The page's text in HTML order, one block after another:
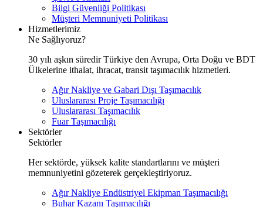
Bilgi Güvenliği Politikası
Müşteri Memnuniyeti Politikası
Hizmetlerimiz
Ne Sağlıyoruz?
30 yılı aşkın süredir Türkiye den Avrupa, Orta Doğu ve BDT
Ülkelerine ithalat, ihracat, transit taşımacılık hizmetleri.
Ağır Nakliye ve Gabari Dışı Taşımacılık
Uluslararası Proje Taşımacılığı
Uluslararası Taşımacılık
Fuar Taşımacılığı
Sektörler
Sektörler
Her sektörde, yüksek kalite standartlarını ve müşteri
memnuniyetini gözeterek gerçekleştiriyoruz.
Ağır Nakliye Endüstriyel Ekipman Taşımacılığı
Buhar Kazanı Taşımacılığı